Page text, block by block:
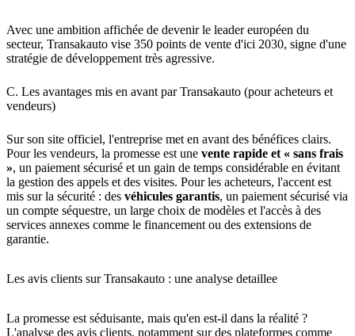
Avec une ambition affichée de devenir le leader européen du
secteur, Transakauto vise 350 points de vente d'ici 2030, signe d'une
stratégie de développement très agressive.
C. Les avantages mis en avant par Transakauto (pour acheteurs et
vendeurs)
Sur son site officiel, l'entreprise met en avant des bénéfices clairs.
Pour les vendeurs, la promesse est une vente rapide et « sans frais
», un paiement sécurisé et un gain de temps considérable en évitant
la gestion des appels et des visites. Pour les acheteurs, l'accent est
mis sur la sécurité : des véhicules garantis, un paiement sécurisé via
un compte séquestre, un large choix de modèles et l'accès à des
services annexes comme le financement ou des extensions de
garantie.
Les avis clients sur Transakauto : une analyse detaillee
La promesse est séduisante, mais qu'en est-il dans la réalité ?
L'analyse des avis clients, notamment sur des plateformes comme